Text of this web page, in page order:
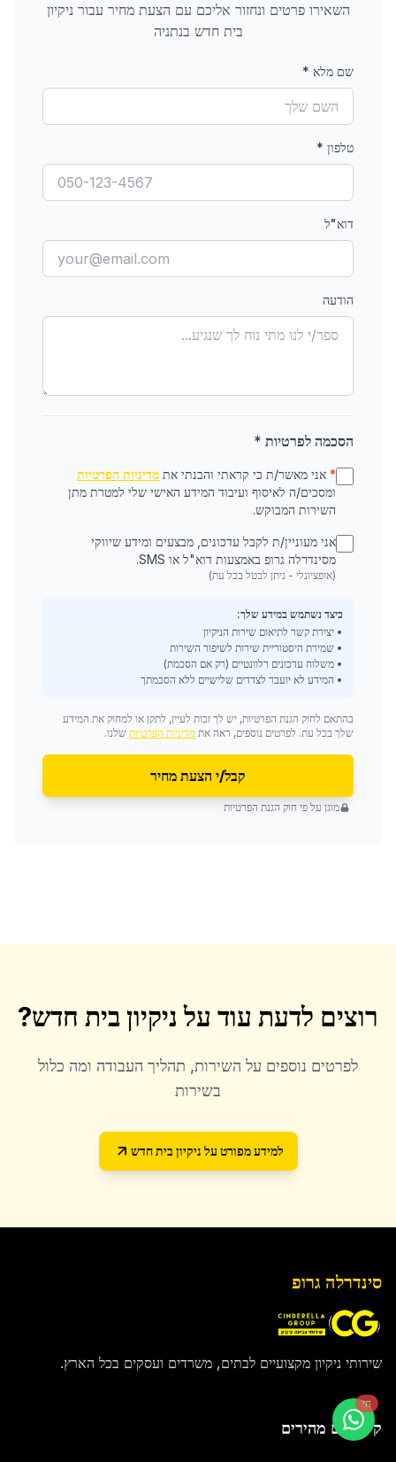
השאירו פרטים ונחזור אליכם עם הצעת מחיר עבור ניקיון
בית חדש בנתניה
שם מלא *
טלפון *
דוא"ל
הודעה
הסכמה לפרטיות *
* אני מאשר/ת כי קראתי והבנתי את מדיניות הפרטיות
ומסכים/ה לאיסוף ועיבוד המידע האישי שלי למטרת מתן
השירות המבוקש.
אני מעוניין/ת לקבל עדכונים, מבצעים ומידע שיווקי
מסינדרלה גרופ באמצעות דוא"ל או SMS.
(אופציונלי - ניתן לבטל בכל עת)
כיצד נשתמש במידע שלך:
• יצירת קשר לתיאום שירות הניקיון
• שמירת היסטוריית שירות לשיפור השירות
• משלוח עדכונים רלוונטיים (רק אם הסכמת)
• המידע לא יועבר לצדדים שלישיים ללא הסכמתך
בהתאם לחוק הגנת הפרטיות, יש לך זכות לעיין, לתקן או למחוק את המידע
שלך בכל עת. לפרטים נוספים, ראה את מדיניות הפרטיות שלנו.
קבל/י הצעת מחיר
מוגן על פי חוק הגנת הפרטיות
רוצים לדעת עוד על ניקיון בית חדש?
לפרטים נוספים על השירות, תהליך העבודה ומה כלול
בשירות
למידע מפורט על ניקיון בית חדש
סינדרלה גרופ
שירותי ניקיון מקצועיים לבתים, משרדים ועסקים בכל הארץ.
קישורים מהירים
חי